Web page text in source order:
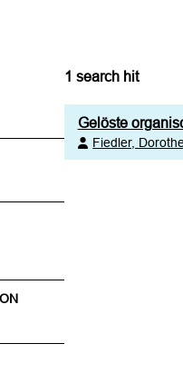
1 search hit
Gelöste
Fiedler,